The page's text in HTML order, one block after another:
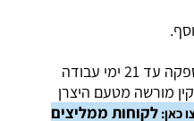
עבודה
מורשה מטעם היצרן
כאן: לקוחות ממליצים